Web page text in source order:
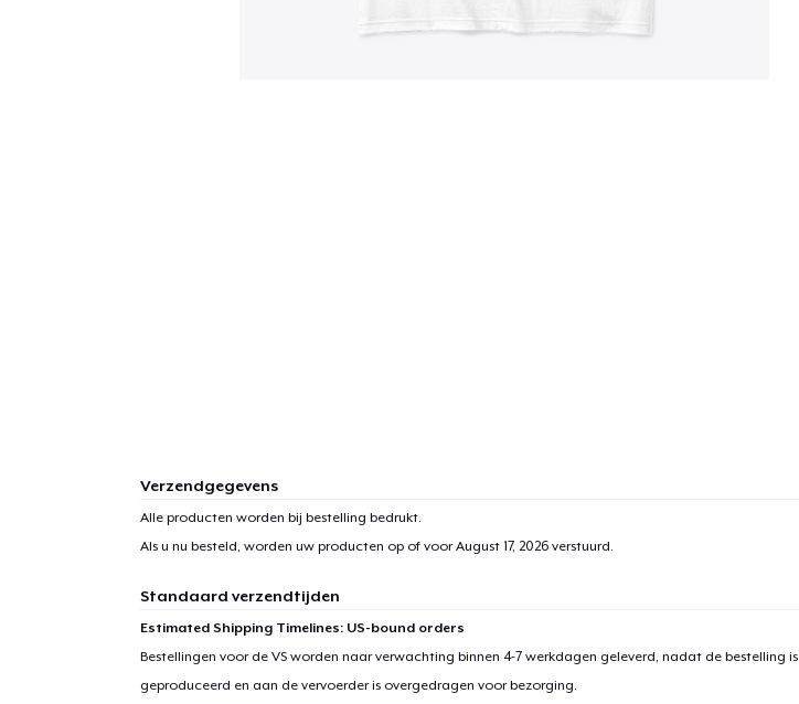
Verzendgegevens
Alle producten worden bij bestelling bedrukt.
Als u nu besteld, worden uw producten op of voorAugust 17, 2026verstuurd.
Standaard verzendtijden
Estimated Shipping Timelines: US-bound orders
Bestellingen voor de VS worden naar verwachting binnen 4-7 werkdagen geleverd, nadat de bestelling is
geproduceerd en aan de vervoerder is overgedragen voor bezorging.